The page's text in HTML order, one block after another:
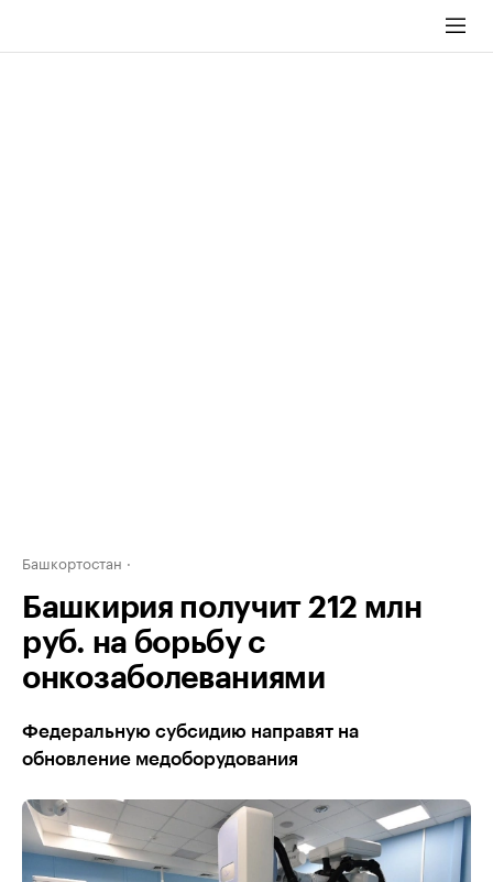
Башкортостан
Башкирия получит 212 млн
руб. на борьбу с
онкозаболеваниями
Федеральную субсидию направят на
обновление медоборудования